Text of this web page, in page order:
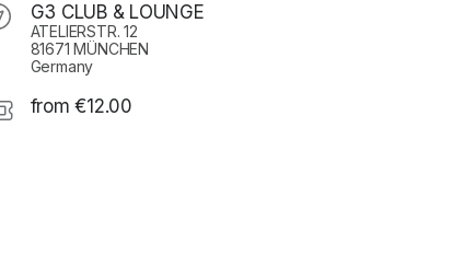
G3 CLUB & LOUNGE
ATELIERSTR. 12
81671 MÜNCHEN
Germany
from €12.00